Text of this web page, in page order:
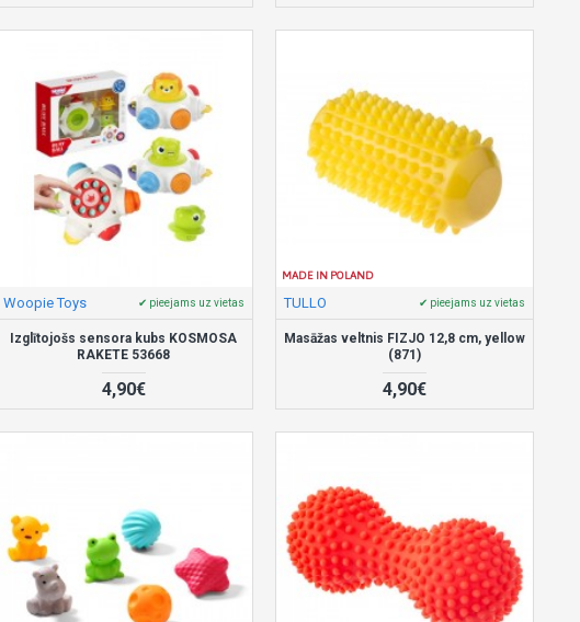
Woopie Toys ✔ pieejams uz vietas
Izglītojošs sensora kubs KOSMOSA
RAKETE 53668
4,90€
MADE IN POLAND
TULLO ✔ pieejams uz vietas
Masāžas veltnis FIZJO 12,8 cm, yellow
(871)
4,90€